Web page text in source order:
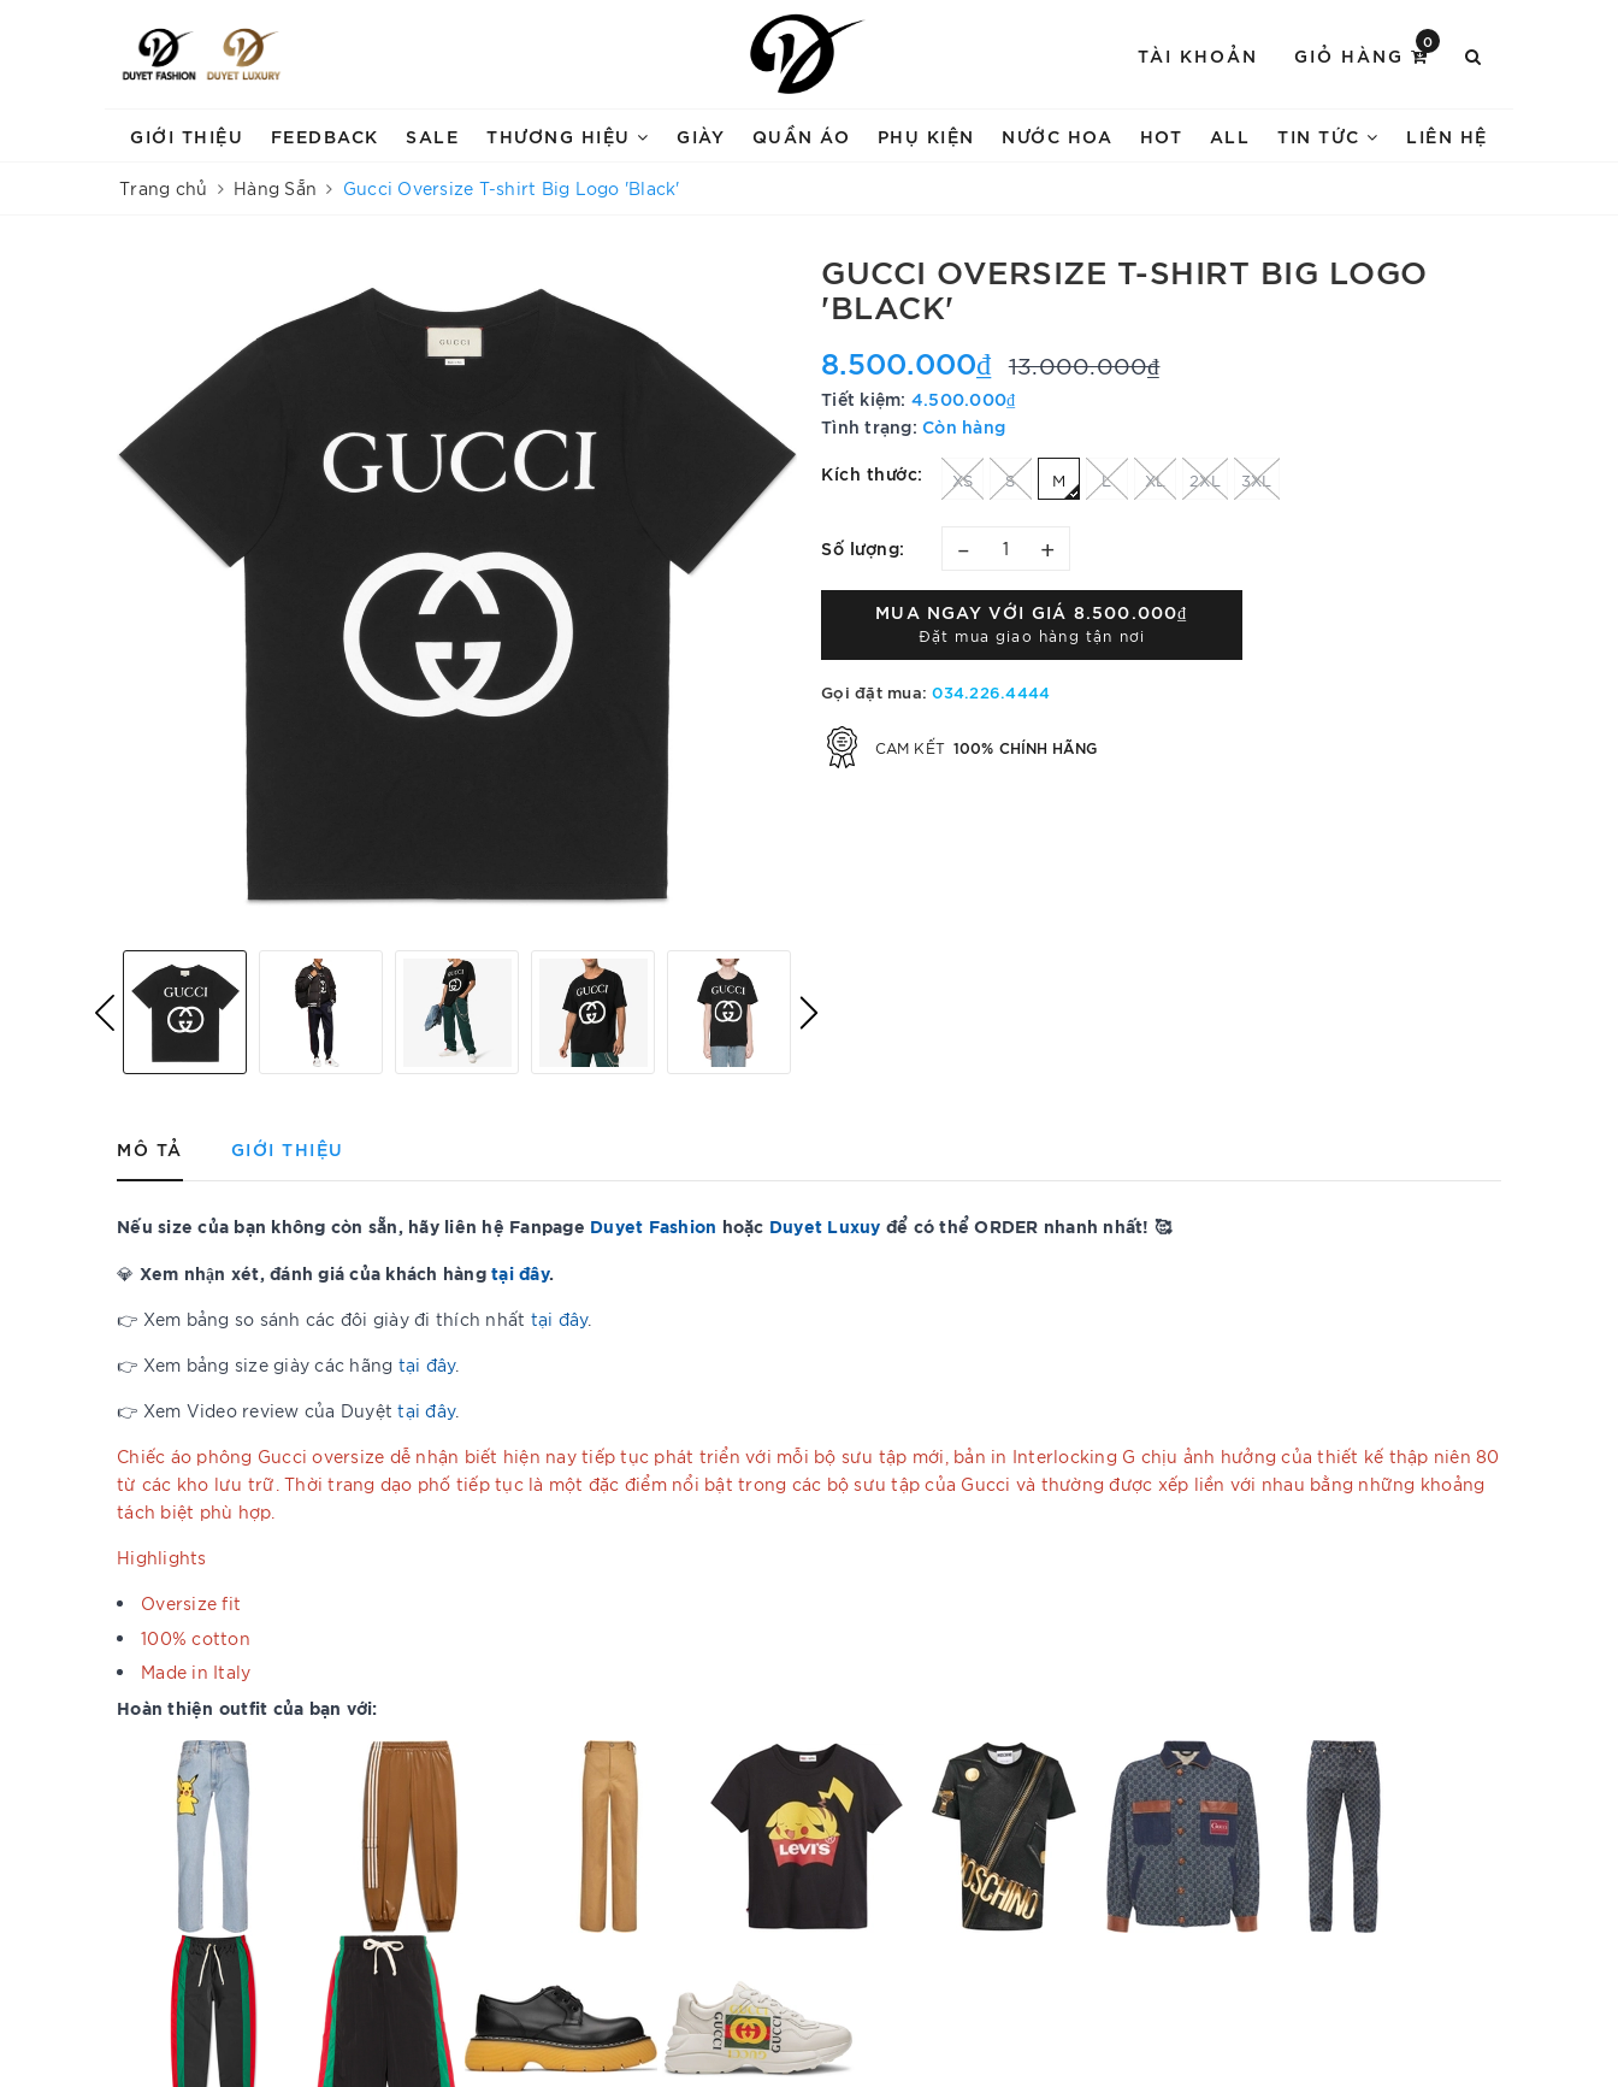
TÀI KHOẢN GIỎ HÀNG
0
GIỚI THIỆU FEEDBACK SALE THƯƠNG HIỆU GIÀY QUẦN ÁO PHỤ KIỆN NƯỚC HOA HOT ALL TIN TỨC LIÊN HỆ
Trang chủ Hàng Sẵn Gucci Oversize T-shirt Big Logo 'Black'
GUCCI OVERSIZE T-SHIRT BIG LOGO
'BLACK'
8.500.000₫ 13.000.000₫
Tiết kiệm: 4.500.000₫
Tình trạng: Còn hàng
Kích thước: XS S M L XL 2XL 3XL
Số lượng: – +
MUA NGAY VỚI GIÁ 8.500.000₫
Đặt mua giao hàng tận nơi
Gọi đặt mua:034.226.4444
CAM KẾT 100% CHÍNH HÃNG
MÔ TẢ GIỚI THIỆU
Nếu size của bạn không còn sẵn, hãy liên hệ Fanpage Duyet Fashion hoặc Duyet Luxuy để có thể ORDER nhanh nhất! 🥰
💎 Xem nhận xét, đánh giá của khách hàng tại đây.
👉 Xem bảng so sánh các đôi giày đi thích nhất tại đây.
👉 Xem bảng size giày các hãng tại đây.
👉 Xem Video review của Duyệttại đây.
Chiếc áo phông Gucci oversize dễ nhận biết hiện nay tiếp tục phát triển với mỗi bộ sưu tập mới, bản in Interlocking G chịu ảnh hưởng của thiết kế thập niên 80
từ các kho lưu trữ. Thời trang dạo phố tiếp tục là một đặc điểm nổi bật trong các bộ sưu tập của Gucci và thường được xếp liền với nhau bằng những khoảng
tách biệt phù hợp.
Highlights
Oversize fit
100% cotton
Made in Italy
Hoàn thiện outfit của bạn với: